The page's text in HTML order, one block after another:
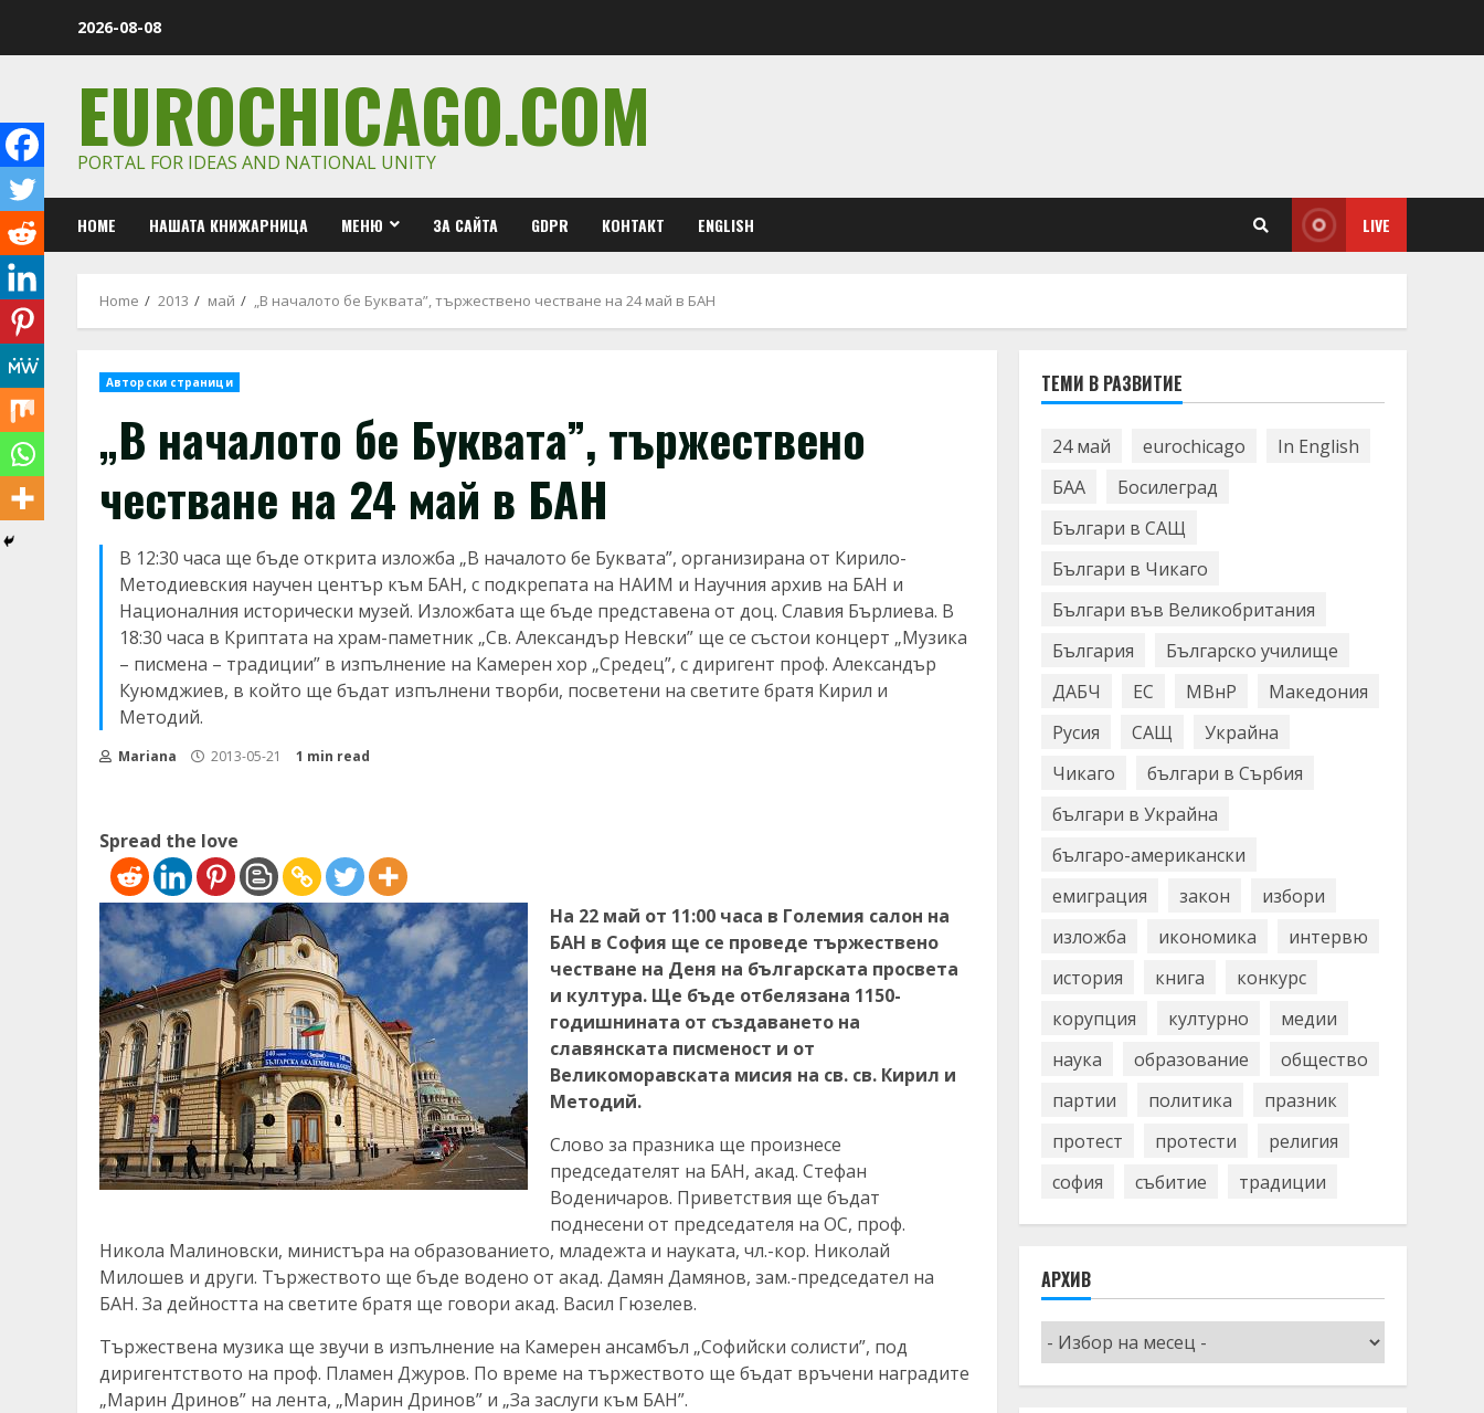
2026-08-08
EUROCHICAGO.COM
PORTAL FOR IDEAS AND NATIONAL UNITY
HOME НАШАТА КНИЖАРНИЦА МЕНЮ ЗА САЙТА GDPR КОНТАКТ ENGLISH LIVE
Home 2013 май „В началото бе Буквата”, тържествено честване на 24 май в БАН
Авторски страници
„В началото бе Буквата”, тържествено
честване на 24 май в БАН
В 12:30 часа ще бъде открита изложба „В началото бе Буквата”, организирана от Кирило-
Методиевския научен център към БАН, с подкрепата на НАИМ и Научния архив на БАН и
Националния исторически музей. Изложбата ще бъде представена от доц. Славия Бърлиева. В
18:30 часа в Криптата на храм-паметник „Св. Александър Невски” ще се състои концерт „Музика
– писмена – традиции” в изпълнение на Камерен хор „Средец”, с диригент проф. Александър
Куюмджиев, в който ще бъдат изпълнени творби, посветени на светите братя Кирил и
Методий.
Mariana 2013-05-21 1 min read
Spread the love
На 22 май от 11:00 часа в Големия салон на
БАН в София ще се проведе тържествено
честване на Деня на българската просвета
и култура. Ще бъде отбелязана 1150-
годишнината от създаването на
славянската писменост и от
Великоморавската мисия на св. св. Кирил и
Методий.
Слово за празника ще произнесе
председателят на БАН, акад. Стефан
Воденичаров. Приветствия ще бъдат
поднесени от председателя на ОС, проф.
Никола Малиновски, министъра на образованието, младежта и науката, чл.-кор. Николай
Милошев и други. Тържеството ще бъде водено от акад. Дамян Дамянов, зам.-председател на
БАН. За дейността на светите братя ще говори акад. Васил Гюзелев.
Тържествена музика ще звучи в изпълнение на Камерен ансамбъл „Софийски солисти”, под
диригентството на проф. Пламен Джуров. По време на тържеството ще бъдат връчени наградите
„Марин Дринов” на лента, „Марин Дринов” и „За заслуги към БАН”.
ТЕМИ В РАЗВИТИЕ
24 май eurochicago
In English
БАА
Босилеград
Българи в САЩ
Българи в Чикаго
Българи във Великобритания
България
Българско училище
ДАБЧ
ЕС МВнР
Македония
Русия
САЩ
Украйна
Чикаго
българи в Сърбия
българи в Украйна
българо-американски
емиграция
закон
избори
изложба
икономика
интервю
история
книга
конкурс
корупция
културно
медии
наука
образование
общество
партии
политика
празник
протест
протести
религия
софия
събитие традиции
АРХИВ
Архив